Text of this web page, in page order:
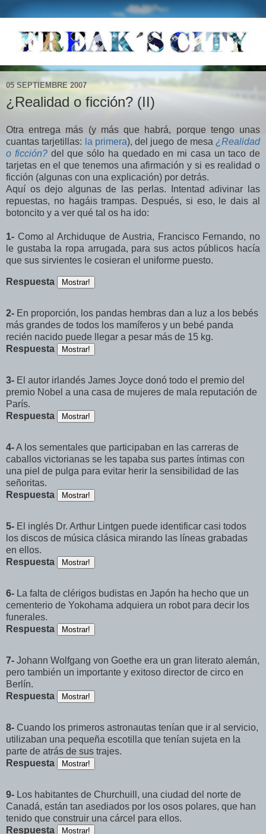
05 SEPTIEMBRE 2007
¿Realidad o ficción? (II)
Otra entrega más (y más que habrá, porque tengo unas
cuantas tarjetillas: la primera), del juego de mesa ¿Realidad
o ficción?del que sólo ha quedado en mi casa un taco de
tarjetas en el que tenemos una afirmación y si es realidad o
ficción (algunas con una explicación) por detrás.
Aquí os dejo algunas de las perlas. Intentad adivinar las
repuestas, no hagáis trampas. Después, si eso, le dais al
botoncito y a ver qué tal os ha ido:
1- Como al Archiduque de Austria, Francisco Fernando, no
le gustaba la ropa arrugada, para sus actos públicos hacía
que sus sirvientes le cosieran el uniforme puesto.
Respuesta
2- En proporción, los pandas hembras dan a luz a los bebés
más grandes de todos los mamíferos y un bebé panda
recién nacido puede llegar a pesar más de 15 kg.
Respuesta
3- El autor irlandés James Joyce donó todo el premio del
premio Nobel a una casa de mujeres de mala reputación de
París.
Respuesta
4-A los sementales que participaban en las carreras de
caballos victorianas se les tapaba sus partes íntimas con
una piel de pulga para evitar herir la sensibilidad de las
señoritas.
Respuesta
5- El inglés Dr. Arthur Lintgen puede identificar casi todos
los discos de música clásica mirando las líneas grabadas
en ellos.
Respuesta
6- La falta de clérigos budistas en Japón ha hecho que un
cementerio de Yokohama adquiera un robot para decir los
funerales.
Respuesta
7- Johann Wolfgang von Goethe era un gran literato alemán,
pero también un importante y exitoso director de circo en
Berlín.
Respuesta
8- Cuando los primeros astronautas tenían que ir al servicio,
utilizaban una pequeña escotilla que tenían sujeta en la
parte de atrás de sus trajes.
Respuesta
9- Los habitantes de Churchuill, una ciudad del norte de
Canadá, están tan asediados por los osos polares, que han
tenido que construir una cárcel para ellos.
Respuesta